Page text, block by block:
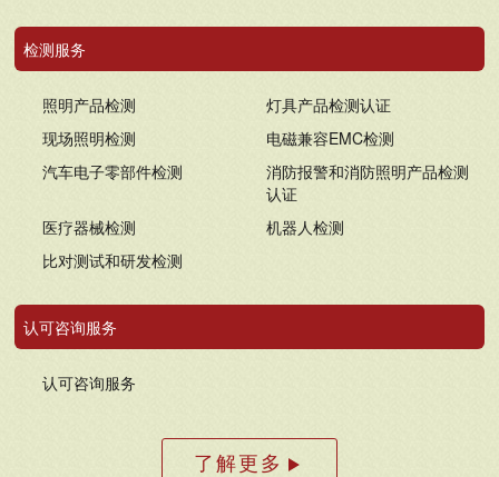
检测服务
照明产品检测
灯具产品检测认证
现场照明检测
电磁兼容EMC检测
汽车电子零部件检测
消防报警和消防照明产品检测
认证
医疗器械检测
机器人检测
比对测试和研发检测
认可咨询服务
认可咨询服务
了解更多